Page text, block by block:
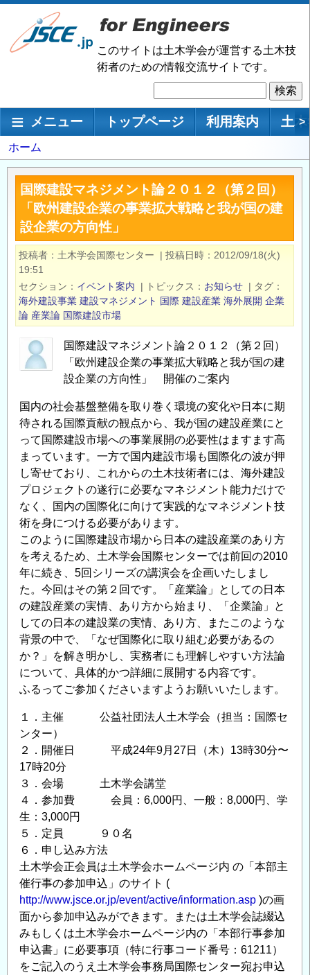
メ
ン
移
このサイトは土木学会が運営する土木技
術者のための情報交流サイトです。
索
メインナビゲーション
メニュー トップページ 利用案内 土 >
パ
ン
く
ホーム
国際建設マネジメント論２０１２（第２回）
「欧州建設企業の事業拡大戦略と我が国の建
設企業の方向性」
投稿者 土木学会国際センター | 投稿日時
2012/09/18(火)
19:51
セクション
イベント案内 | トピックス お知らせ | タグ
海外建設事業 建設マネジメント 国際 建設産業 海外展開 企業
論 産業論 国際建設市場
国際建設マネジメント論２０１２（第２回）
「欧州建設企業の事業拡大戦略と我が国の建
設企業の方向性」 開催のご案内
国内の社会基盤整備を取り巻く環境の変化や日本に期
待される国際貢献の観点から、我が国の建設産業にと
って国際建設市場への事業展開の必要性はますます高
まっています。一方で国内建設市場も国際化の波が押
し寄せており、これからの土木技術者には、海外建設
プロジェクトの遂行に必要なマネジメント能力だけで
なく、国内の国際化に向けて実践的なマネジメント技
術を身につける必要があります。
このように国際建設市場から日本の建設産業のあり方
を考えるため、土木学会国際センターでは前回の2010
年に続き、5回シリーズの講演会を企画いたしまし
た。今回はその第２回です。「産業論」としての日本
の建設産業の実情、あり方から始まり、「企業論」と
しての日本の建設業の実情、あり方、またこのような
背景の中で、「なぜ国際化に取り組む必要があるの
か？」を解き明かし、実務者にも理解しやすい方法論
について、具体的かつ詳細に展開する内容です。
ふるってご参加くださいますようお願いいたします。
１．主催 公益社団法人土木学会（担当：国際セ
ンター）
２．開催日 平成24年9月27日（木）13時30分〜
17時20分
３．会場 土木学会講堂
４．参加費 会員：6,000円、一般：8,000円、学
生：3,000円
５．定員 ９０名
６．申し込み方法
土木学会正会員は土木学会ホームページ内 の「本部主
催行事の参加申込」のサイト (
http://www.jsce.or.jp/event/active/information.asp )の画
面から参加申込みができます。または土木学会誌綴込
みもしくは土木学会ホームページ内の「本部行事参加
申込書」に必要事項（特に行事コード番号：61211）
をご記入のうえ土木学会事務局国際センター宛お申込